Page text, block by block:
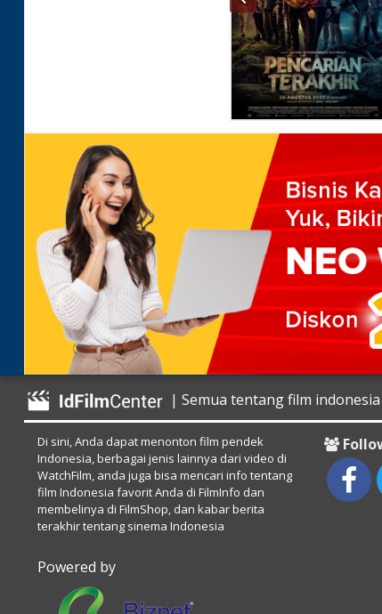
| Semua tentang film indonesia
Di sini, Anda dapat menonton film pendek
Indonesia, berbagai jenis lainnya dari video di
WatchFilm, anda juga bisa mencari info tentang
film Indonesia favorit Anda di FilmInfo dan
membelinya di FilmShop, dan kabar berita
terakhir tentang sinema Indonesia
Powered by